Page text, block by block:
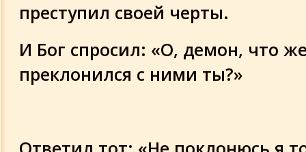
преступил своей черты.
И Бог спросил: «О, демон, что
преклонился с ними ты?»